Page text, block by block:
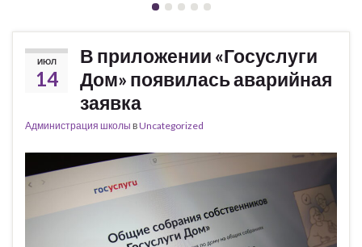
ИЮЛ
14
В приложении «Госуслуги
Дом» появилась аварийная
заявка
Администрация школы вUncategorized